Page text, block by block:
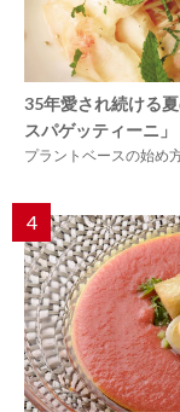
35年愛され続ける
スパゲッティーニ」
プラントベースの始め
4